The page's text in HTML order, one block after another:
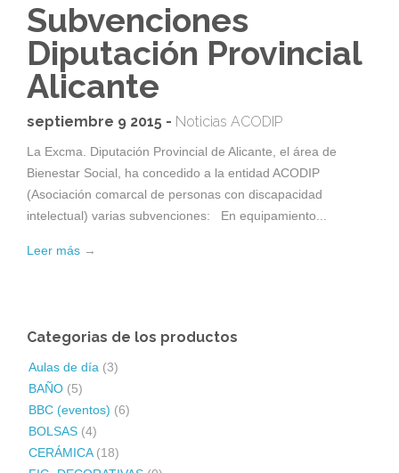
Subvenciones
Diputación Provincial
Alicante
septiembre 9 2015 - Noticias ACODIP
La Excma. Diputación Provincial de Alicante, el área de
Bienestar Social, ha concedido a la entidad ACODIP
(Asociación comarcal de personas con discapacidad
intelectual) varias subvenciones: En equipamiento...
Leer más →
Categorias de los productos
Aulas de día (3)
BAÑO (5)
BBC (eventos) (6)
BOLSAS (4)
CERÁMICA (18)